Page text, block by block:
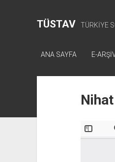
TÜSTAV TÜRKİYE
ANA SAYFA E-